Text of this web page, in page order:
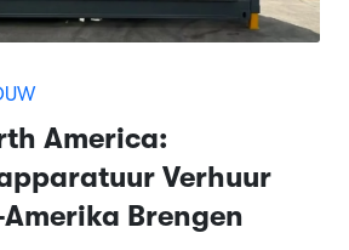
America:
Verhuur
Brengen